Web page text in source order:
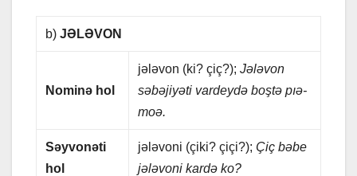
b) JƏLƏVON
Nominə hol
jələvon (ki? çiç?);Jələvon
səbəjiyəti vаrdеydə boştə pıə-
moə.
Səyvonəti
hol
jələvoni (çiki? çiçi?); Çiç bəbе
jələvoni kаrdə ko?